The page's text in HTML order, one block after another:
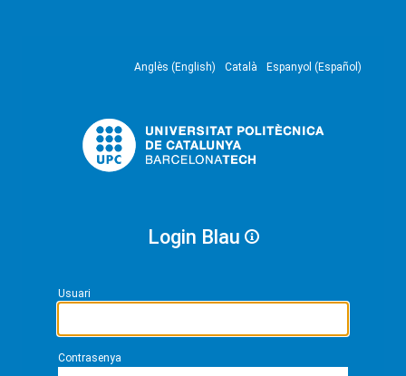
Anglès (English) Català Espanyol (Español)
Login Blau
Usuari
Contrasenya